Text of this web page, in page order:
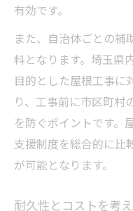
有効です。
また、自治体ごとの補
料となります。埼玉県
目的とした屋根工事に
り、工事前に市区町村
を防ぐポイントです。
支援制度を総合的に比
が可能となります。
耐久性とコストを考